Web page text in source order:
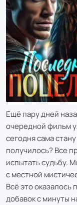
Ещё пару дней
очередной фильм
сегодня сама
получилось? Все
испытать судьбу.
с местной
Всё это оказалось
добавок с минуты